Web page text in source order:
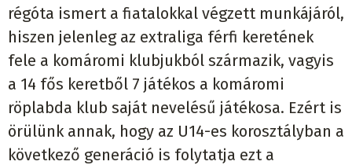
régóta ismert a fiatalokkal végzett munkájáról,
hiszen jelenleg az extraliga férfi keretének
fele a komáromi klubjukból származik, vagyis
a 14 fős keretből 7 játékos a komáromi
röplabda klub saját nevelésű játékosa. Ezért is
örülünk annak, hogy az U14-es korosztályban a
következő generáció is folytatja ezt a